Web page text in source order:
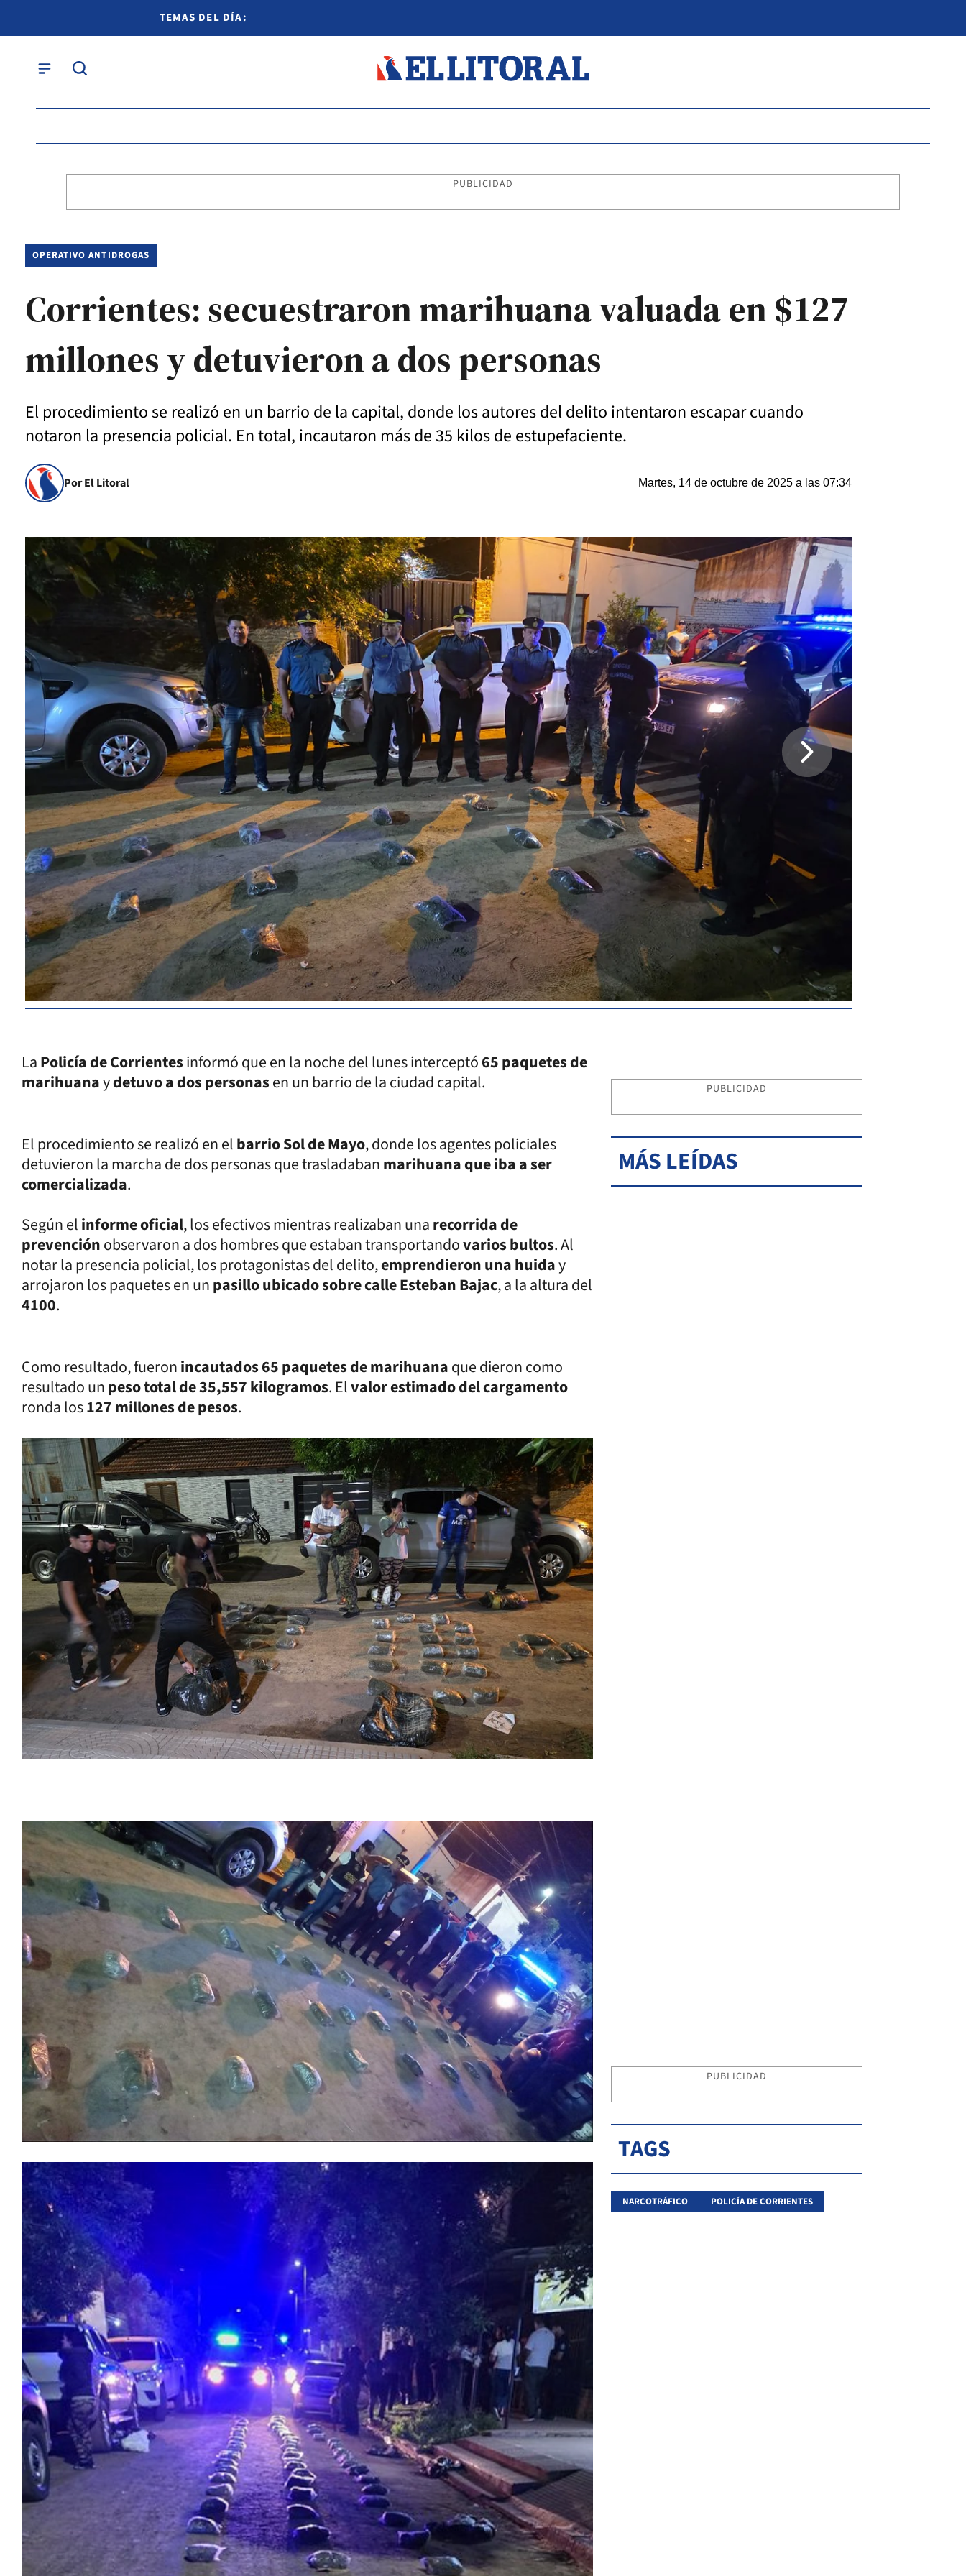
TEMAS DEL DÍA:
PUBLICIDAD
OPERATIVO ANTIDROGAS
Corrientes: secuestraron marihuana valuada en $127
millones y detuvieron a dos personas
El procedimiento se realizó en un barrio de la capital, donde los autores del delito intentaron escapar cuando
notaron la presencia policial. En total, incautaron más de 35 kilos de estupefaciente.
Por El Litoral Martes, 14 de octubre de 2025 a las 07:34
LaPolicía de Corrientesinformó que en la noche del lunes interceptó65 paquetes de
marihuanaydetuvo a dos personasen un barrio de la ciudad capital.
El procedimiento se realizó en elbarrio Sol de Mayo, donde los agentes policiales
detuvieron la marcha de dos personas que trasladabanmarihuana que iba a ser
comercializada.
Según elinforme oficial, los efectivos mientras realizaban unarecorrida de
prevenciónobservaron a dos hombres que estaban transportandovarios bultos. Al
notar la presencia policial, los protagonistas del delito,emprendieron una huiday
arrojaron los paquetes en unpasillo ubicado sobre calle Esteban Bajac, a la altura del
4100.
Como resultado, fueronincautados 65 paquetes de marihuanaque dieron como
resultado unpeso total de 35,557 kilogramos. Elvalor estimado del cargamento
ronda los127 millones de pesos.
PUBLICIDAD
MÁS LEÍDAS
PUBLICIDAD
TAGS
NARCOTRÁFICO POLICÍA DE CORRIENTES